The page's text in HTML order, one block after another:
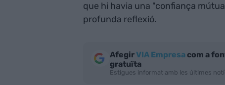
que hi havia una "confiança
profunda reflexió.
AfegirVIA Empresacom a
gratuïta
Estigues informat amb les últimes